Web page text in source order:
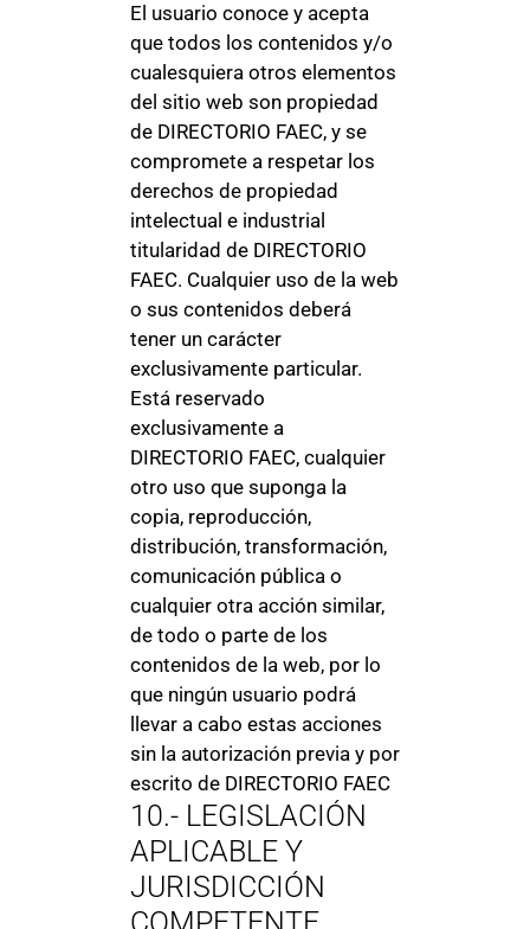
El usuario conoce y acepta
que todos los contenidos y/o
cualesquiera otros elementos
del sitio web son propiedad
de DIRECTORIO FAEC, y se
compromete a respetar los
derechos de propiedad
intelectual e industrial
titularidad de DIRECTORIO
FAEC. Cualquier uso de la web
o sus contenidos deberá
tener un carácter
exclusivamente particular.
Está reservado
exclusivamente a
DIRECTORIO FAEC, cualquier
otro uso que suponga la
copia, reproducción,
distribución, transformación,
comunicación pública o
cualquier otra acción similar,
de todo o parte de los
contenidos de la web, por lo
que ningún usuario podrá
llevar a cabo estas acciones
sin la autorización previa y por
escrito de DIRECTORIO FAEC
10.- LEGISLACIÓN
APLICABLE Y
JURISDICCIÓN